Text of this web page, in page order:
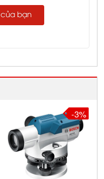
của bạn
-3%